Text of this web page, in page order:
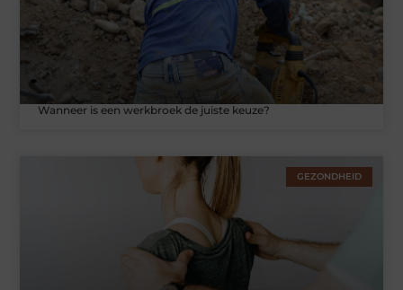
Wanneer is een werkbroek de juiste keuze?
GEZONDHEID